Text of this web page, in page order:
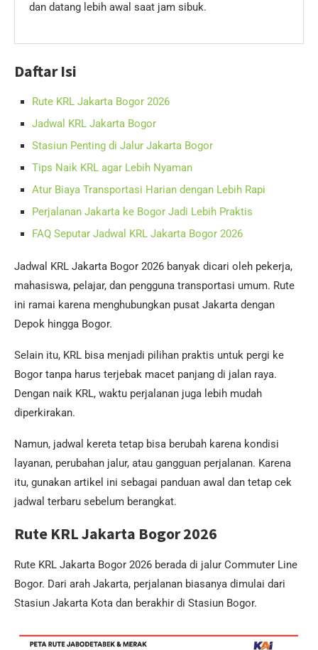
dan datang lebih awal saat jam sibuk.
Daftar Isi
Rute KRL Jakarta Bogor 2026
Jadwal KRL Jakarta Bogor
Stasiun Penting di Jalur Jakarta Bogor
Tips Naik KRL agar Lebih Nyaman
Atur Biaya Transportasi Harian dengan Lebih Rapi
Perjalanan Jakarta ke Bogor Jadi Lebih Praktis
FAQ Seputar Jadwal KRL Jakarta Bogor 2026
Jadwal KRL Jakarta Bogor 2026 banyak dicari oleh pekerja,
mahasiswa, pelajar, dan pengguna transportasi umum. Rute
ini ramai karena menghubungkan pusat Jakarta dengan
Depok hingga Bogor.
Selain itu, KRL bisa menjadi pilihan praktis untuk pergi ke
Bogor tanpa harus terjebak macet panjang di jalan raya.
Dengan naik KRL, waktu perjalanan juga lebih mudah
diperkirakan.
Namun, jadwal kereta tetap bisa berubah karena kondisi
layanan, perubahan jalur, atau gangguan perjalanan. Karena
itu, gunakan artikel ini sebagai panduan awal dan tetap cek
jadwal terbaru sebelum berangkat.
Rute KRL Jakarta Bogor 2026
Rute KRL Jakarta Bogor 2026 berada di jalur Commuter Line
Bogor. Dari arah Jakarta, perjalanan biasanya dimulai dari
Stasiun Jakarta Kota dan berakhir di Stasiun Bogor.